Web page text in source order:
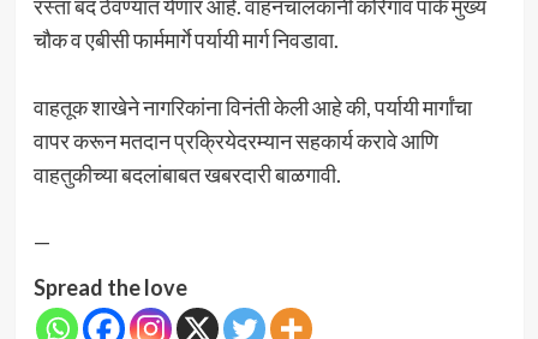
रस्ता बंद ठेवण्यात येणार आहे. वाहनचालकांनी कोरेगाव पार्क मुख्य
चौक व एबीसी फार्ममार्गे पर्यायी मार्ग निवडावा.
वाहतूक शाखेने नागरिकांना विनंती केली आहे की, पर्यायी मार्गांचा
वापर करून मतदान प्रक्रियेदरम्यान सहकार्य करावे आणि
वाहतुकीच्या बदलांबाबत खबरदारी बाळगावी.
—
Spread the love